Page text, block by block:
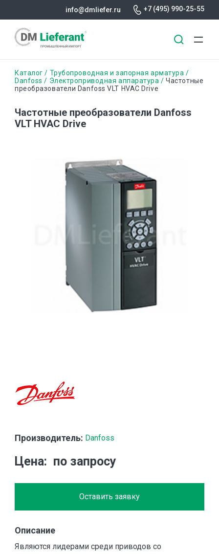
основному
info@dmliefer.ru +7 (495) 990-25-55
Строка
навигации
Каталог
Трубопроводная и запорная арматура
Danfoss
Электроприводная аппаратура
Частотные
преобразователи Danfoss VLT HVAC Drive
Частотные преобразователи Danfoss
VLT HVAC Drive
Производитель: Danfoss
Цена по запросу
Оставить заявку
Описание
Являются лидерами среди приводов со